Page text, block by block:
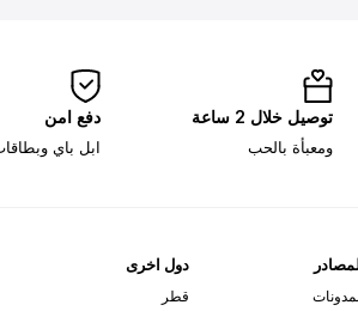
توصيل خلال 2 ساعة
ومعبأة بالحب
دفع امن
ابل باي
دول اخرى
قطر